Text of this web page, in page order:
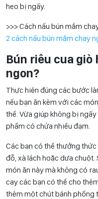
heo bị ngấy.
>>> Cách nấu bún mắm
2 cách nấu bún mắm chay
Bún riêu cua giò
ngon?
Thực hiện đúng các bước
nếu bạn ăn kèm với các
thể. Vừa giúp không bị
phẩm có chứa nhiều đạm.
Các bạn có thể thưởng
đỗ, xà lách hoặc dưa
món ăn này mà không có
cay các bạn có thể cho
thêm một chút bánh phồng